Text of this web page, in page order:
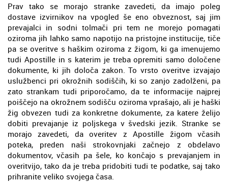
Prav tako se morajo stranke zavedeti, da imajo poleg
dostave izvirnikov na vpogled še eno obveznost, saj jim
prevajalci in sodni tolmači pri tem ne morejo pomagati
oziroma jih lahko samo napotijo na pristojne institucije, tiče
pa se overitve s haškim oziroma z žigom, ki ga imenujemo
tudi Apostille in s katerim je treba opremiti samo določene
dokumente, ki jih določa zakon. To vrsto overitve izvajajo
uslužbenci pri okrožnih sodiščih, ki so zanjo zadolženi, pa
zato strankam tudi priporočamo, da te informacije najprej
poiščejo na okrožnem sodišču oziroma vprašajo, ali je haški
žig obvezen tudi za konkretne dokumente, za katere želijo
dobiti prevajanje iz poljskega v švedski jezik. Stranke se
morajo zavedeti, da overitev z Apostille žigom včasih
poteka, preden naši strokovnjaki začnejo z obdelavo
dokumentov, včasih pa šele, ko končajo s prevajanjem in
overitvijo, tako da je treba pridobiti tudi te podatke, saj tako
prihranite veliko svojega časa.